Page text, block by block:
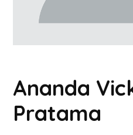
Ananda
Pratama